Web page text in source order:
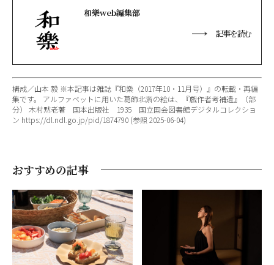
和樂web編集部
記事を読む
構成／山本 毅 ※本記事は雑誌『和樂（2017年10・11月号）』の転載・再編
集です。 アルファベットに用いた葛飾北斎の絵は、『戯作者考補遺』（部
分） 木村黙老著 国本出版社 1935 国立国会図書館デジタルコレクショ
ン https://dl.ndl.go.jp/pid/1874790 (参照 2025-06-04)
おすすめの記事